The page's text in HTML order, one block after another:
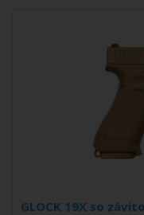
GLOCK 19X so